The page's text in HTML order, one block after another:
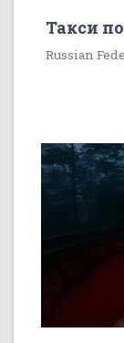
Такси
Russian